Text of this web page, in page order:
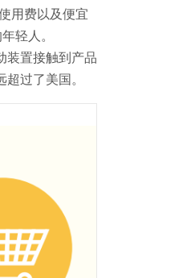
用费以及便宜
轻人。
装置接触到产品
过了美国。